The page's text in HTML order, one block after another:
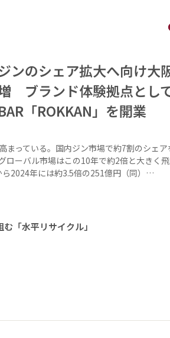
ンのシェア拡大へ向け大
ブランド体験拠点とし
「ROKKAN」を開業
まっている。国内ジン市場で約7割のシェア
ローバル市場はこの10年で約2倍と大きく
2024年には約3.5倍の251億円（同）…
「水平リサイクル」